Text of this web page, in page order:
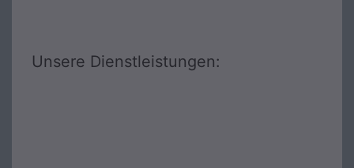
Unsere Dienstleistungen: